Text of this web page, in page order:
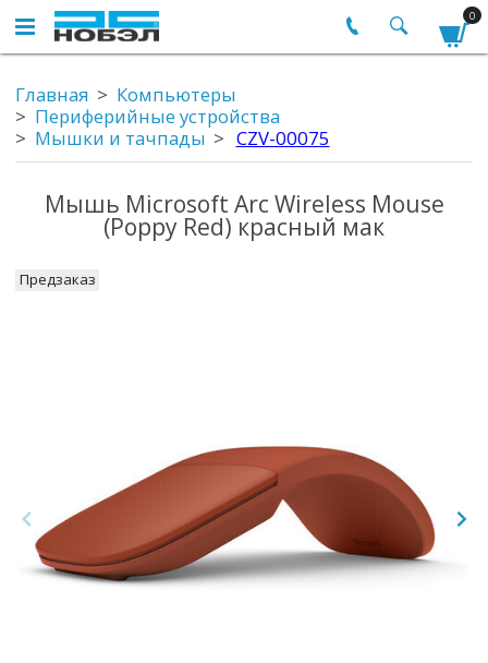
0
Главная
Компьютеры
Периферийные устройства
Мышки и тачпады
CZV-00075
Мышь Microsoft Arc Wireless Mouse
(Poppy Red) красный мак
Предзаказ